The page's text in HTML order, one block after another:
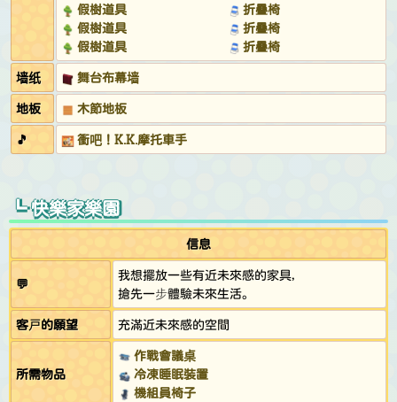
假樹道具
假樹道具
假樹道具
折疊椅
折疊椅
折疊椅
墙纸
舞台布幕墙
地板
木節地板
🎵
衝吧！K.K.摩托車手
┗ 快樂家樂園
信息
💬
我想擺放一些有近未來感的家具，
搶先一步體驗未來生活。
客戶的願望
充滿近未來感的空間
所需物品
作戰會議桌
冷凍睡眠裝置
機組員椅子